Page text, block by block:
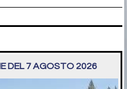
DEL 7 AGOSTO 2026